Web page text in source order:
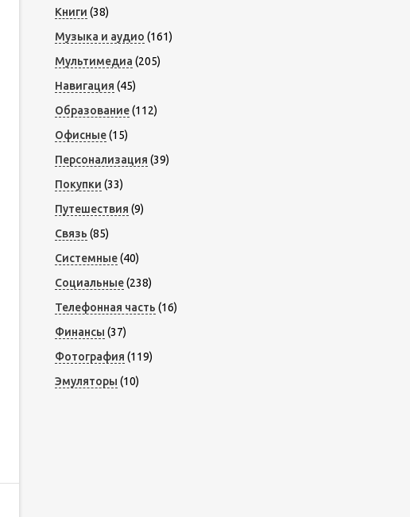
Книги (38)
Музыка и аудио (161)
Мультимедиа (205)
Навигация (45)
Образование(112)
Офисные(15)
Персонализация (39)
Покупки (33)
Путешествия (9)
Связь (85)
Системные(40)
Социальные(238)
Телефонная часть (16)
Финансы (37)
Фотография (119)
Эмуляторы (10)